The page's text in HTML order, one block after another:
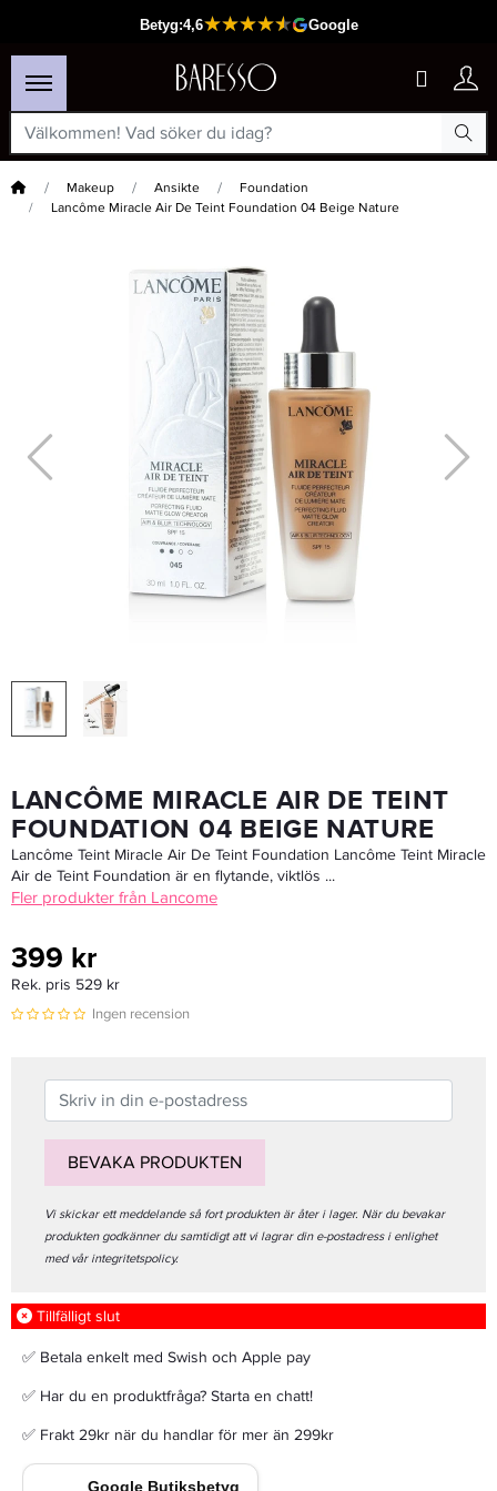
Hem Makeup Ansikte
Foundation
Lancôme Miracle Air De Teint Foundation 04 Beige Nature
Maria Nila Structure Repair Conditioner 100ml - Balsam
150 kr
LANCÔME MIRACLE AIR DE TEINT
FOUNDATION 04 BEIGE NATURE
Lancôme Teint Miracle Air De Teint Foundation Lancôme Teint Miracle
Air de Teint Foundation är en flytande, viktlös ...
Fler produkter från Lancome
399 kr
Rek. pris 529 kr
Ingen recension
BEVAKA PRODUKTEN
Vi skickar ett meddelande så fort produkten är åter i lager. När du bevakar
produkten godkänner du samtidigt att vi lagrar din e-postadress i enlighet
med vår integritetspolicy.
Tillfälligt slut
✅ Betala enkelt med Swish och Apple pay
✅ Har du en produktfråga? Starta en chatt!
✅ Frakt 29kr när du handlar för mer än 299kr